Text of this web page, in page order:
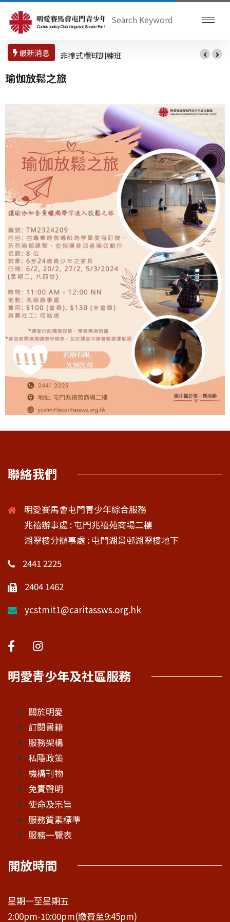
最新消息 非撞式欖球訓練班
瑜伽放鬆之旅
聯絡我們
明愛賽馬會屯門青少年綜合服務
兆禧辦事處 : 屯門兆禧苑商場二樓
湖翠樓分辦事處 : 屯門湖景邨湖翠樓地下
2441 2225
2404 1462
ycstmit1@caritassws.org.hk
明愛青少年及社區服務
關於明愛
訂閱書籍
服務架構
私隱政策
機構刊物
免責聲明
使命及宗旨
服務質素標準
服務一覽表
開放時間
星期一至星期五
2:00pm-10:00pm(繳費至9:45pm)